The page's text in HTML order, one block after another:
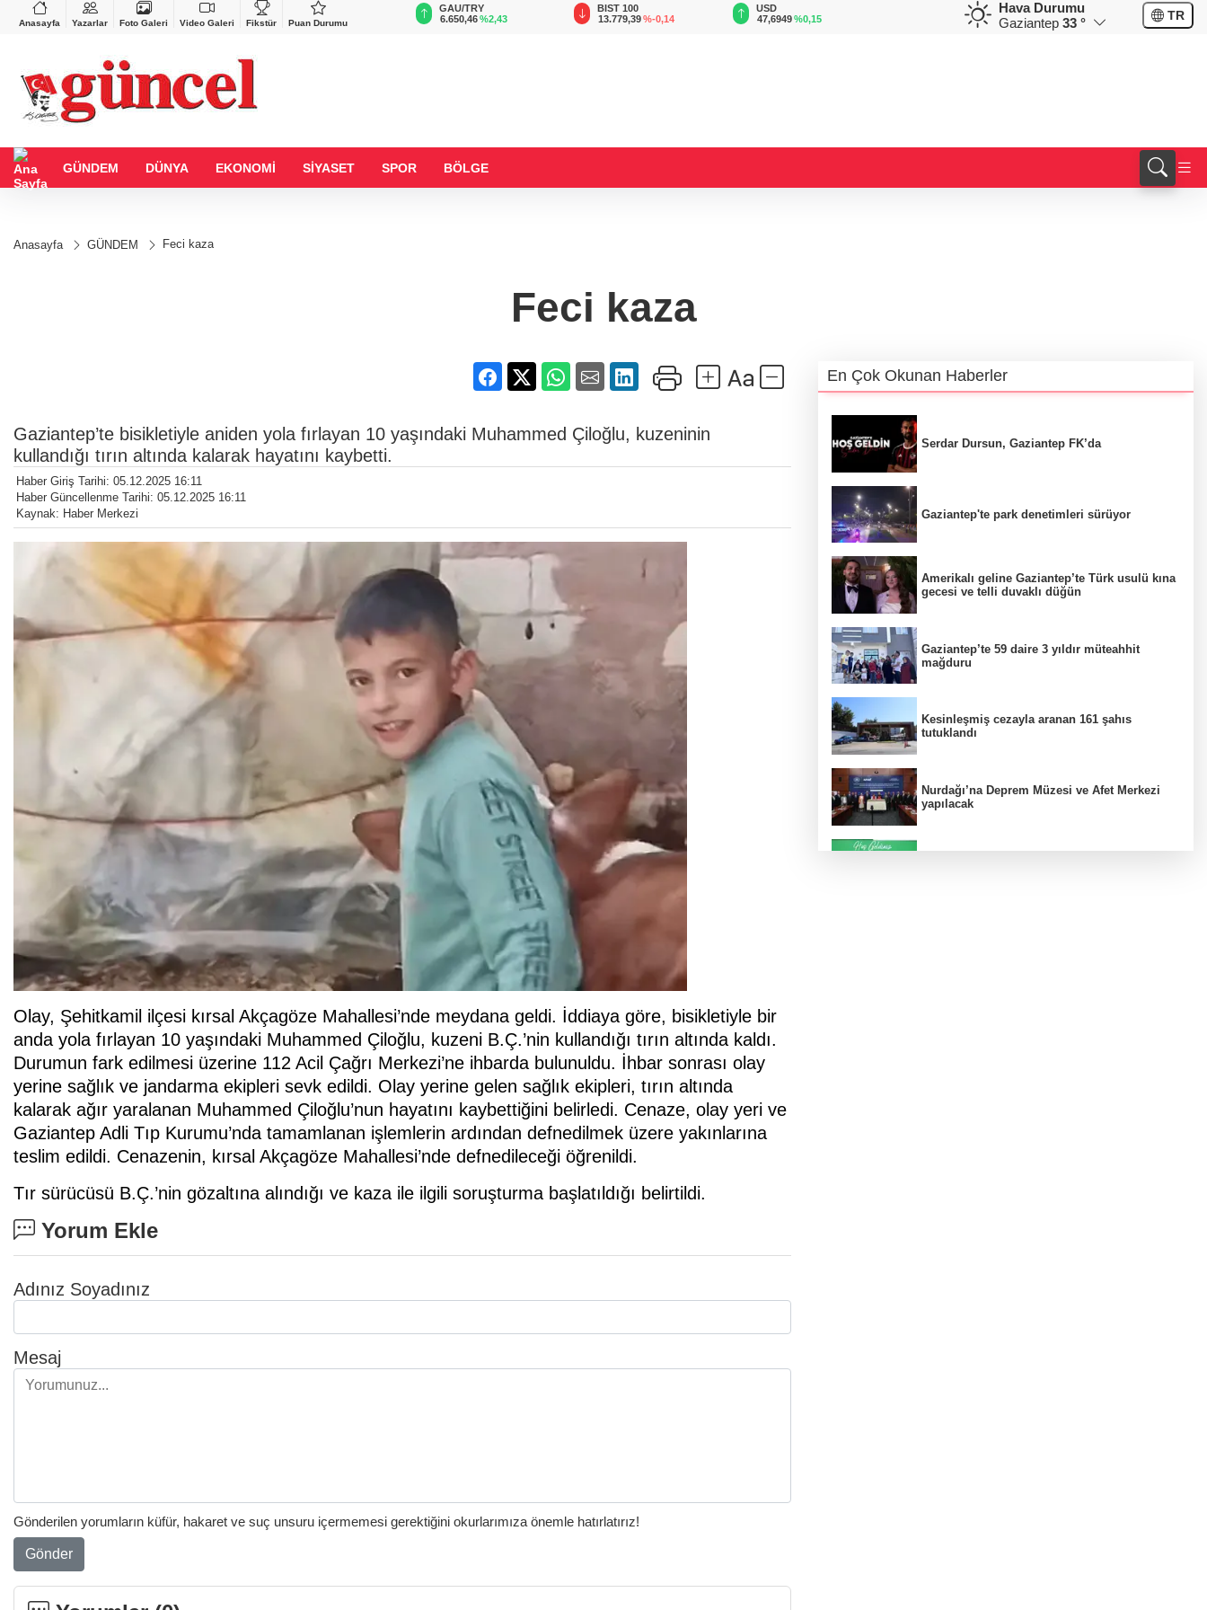
Anasayfa Yazarlar Foto Galeri Video Galeri Fikstür Puan Durumu
BGN
27,9743
%-0,22
0,0018
%0,35
13.779,39
47,6949
55,1836
GBP
64,4091
%0,40
59,0430%0,81
Hava Durumu
Gaziantep 33 ° TR
GÜNDEM DÜNYA EKONOMİ SİYASET SPOR BÖLGE
Anasayfa GÜNDEM Feci kaza
Feci kaza
Gaziantep’te bisikletiyle aniden yola fırlayan 10 yaşındaki Muhammed Çiloğlu, kuzeninin
kullandığı tırın altında kalarak hayatını kaybetti.
Haber Giriş Tarihi: 05.12.2025 16:11
Haber Güncellenme Tarihi: 05.12.2025 16:11
Kaynak: Haber Merkezi
Olay, Şehitkamil ilçesi kırsal Akçagöze Mahallesi’nde meydana geldi. İddiaya göre, bisikletiyle bir
anda yola fırlayan 10 yaşındaki Muhammed Çiloğlu, kuzeni B.Ç.’nin kullandığı tırın altında kaldı.
Durumun fark edilmesi üzerine 112 Acil Çağrı Merkezi’ne ihbarda bulunuldu. İhbar sonrası olay
yerine sağlık ve jandarma ekipleri sevk edildi. Olay yerine gelen sağlık ekipleri, tırın altında
kalarak ağır yaralanan Muhammed Çiloğlu’nun hayatını kaybettiğini belirledi. Cenaze, olay yeri ve
Gaziantep Adli Tıp Kurumu’nda tamamlanan işlemlerin ardından defnedilmek üzere yakınlarına
teslim edildi. Cenazenin, kırsal Akçagöze Mahallesi’nde defnedileceği öğrenildi.
Tır sürücüsü B.Ç.’nin gözaltına alındığı ve kaza ile ilgili soruşturma başlatıldığı belirtildi.
Yorum Ekle
Adınız Soyadınız
Mesaj
Gönderilen yorumların küfür, hakaret ve suç unsuru içermemesi gerektiğini okurlarımıza önemle hatırlatırız!
Gönder
En Çok Okunan Haberler
Serdar Dursun, Gaziantep FK’da
Gaziantep'te park denetimleri sürüyor
Amerikalı geline Gaziantep’te Türk usulü kına
gecesi ve telli duvaklı düğün
Gaziantep’te 59 daire 3 yıldır müteahhit
mağduru
Kesinleşmiş cezayla aranan 161 şahıs
tutuklandı
Nurdağı’na Deprem Müzesi ve Afet Merkezi
yapılacak